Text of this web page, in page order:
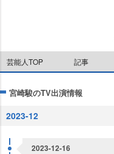
芸能人TOP 記事
宮崎駿のTV出演情報
2023-12
2023-12-16